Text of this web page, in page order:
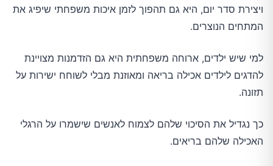
ויצירת סדר יום, היא גם תהפוך לזמן איכות משפחתי שיפיג את
המתחים הנוצרים.
למי שיש ילדים, ארוחה משפחתית היא גם הזדמנות מצויינת
להדגים לילדים אכילה בריאה ומאוזנת מבלי לשוחח ישירות על
תזונה.
כך נגדיל את הסיכוי שלהם לצמוח לאנשים שישמרו על הרגלי
האכילה שלהם בריאים.